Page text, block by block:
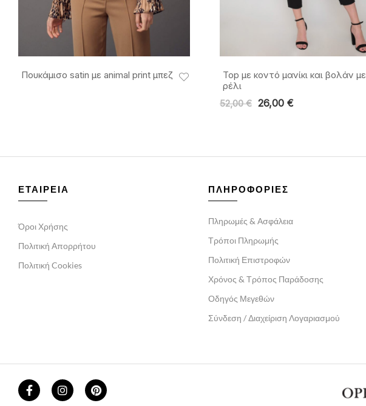
Πουκάμισο satin με animal print μπεζ
Top με κοντό μανίκι και βολάν με
ρέλι
52,00€ 26,00 €
ΕΤΑΙΡΕΙΑ
Όροι Χρήσης
Πολιτική Απορρήτου
Πολιτική Cookies
ΠΛΗΡΟΦΟΡΙΕΣ
Πληρωμές & Ασφάλεια
Τρόποι Πληρωμής
Πολιτική Επιστροφών
Χρόνος & Τρόπος Παράδοσης
Οδηγός Μεγεθών
Σύνδεση / Διαχείριση Λογαριασμού